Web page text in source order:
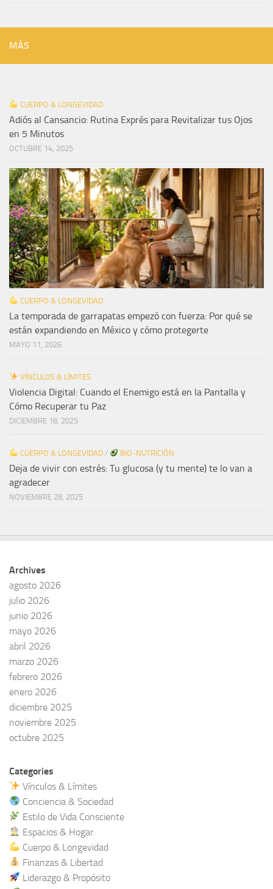
MÁS
CUERPO & LONGEVIDAD
Adiós al Cansancio: Rutina Exprés para Revitalizar tus Ojos
en 5 Minutos
OCTUBRE 14, 2025
CUERPO & LONGEVIDAD
La temporada de garrapatas empezó con fuerza: Por qué se
están expandiendo en México y cómo protegerte
MAYO 11, 2026
VÍNCULOS & LÍMITES
Violencia Digital: Cuando el Enemigo está en la Pantalla y
Cómo Recuperar tu Paz
DICIEMBRE 18, 2025
CUERPO & LONGEVIDAD/ BIO-NUTRICIÓN
Deja de vivir con estrés: Tu glucosa (y tu mente) te lo van a
agradecer
NOVIEMBRE 28, 2025
Archives
agosto 2026
julio 2026
junio 2026
mayo 2026
abril 2026
marzo 2026
febrero 2026
enero 2026
diciembre 2025
noviembre 2025
octubre 2025
Categories
Vínculos & Límites
Conciencia & Sociedad
Estilo de Vida Consciente
Espacios & Hogar
Cuerpo & Longevidad
Finanzas & Libertad
Liderazgo & Propósito